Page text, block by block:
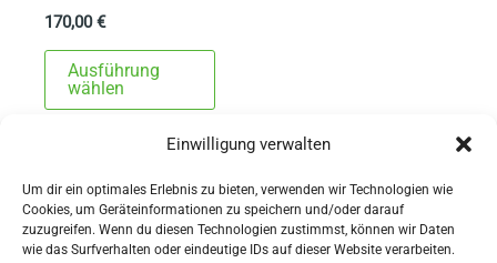
Einwilligung verwalten
Um dir ein optimales Erlebnis zu bieten, verwenden wir Technologien wie
Cookies, um Geräteinformationen zu speichern und/oder darauf
zuzugreifen. Wenn du diesen Technologien zustimmst, können wir Daten
wie das Surfverhalten oder eindeutige IDs auf dieser Website verarbeiten.
170,00€
Ausführung
wählen
Dieses
mehrere
Varianten
auf.
Die